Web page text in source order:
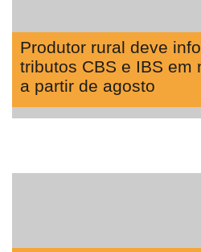
Produtor rural deve
tributos CBS e IBS em
a partir de agosto